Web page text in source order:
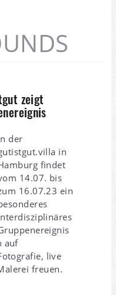
zeigt
der
in
findet
14.07. bis
16.07.23 ein
auf
live
freuen.